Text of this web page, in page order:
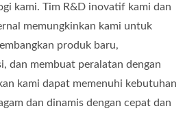
kami. Tim R&D inovatif kami dan
memungkinkan kami untuk
produk baru,
dan membuat peralatan dengan
kami dapat memenuhi kebutuhan
dan dinamis dengan cepat dan